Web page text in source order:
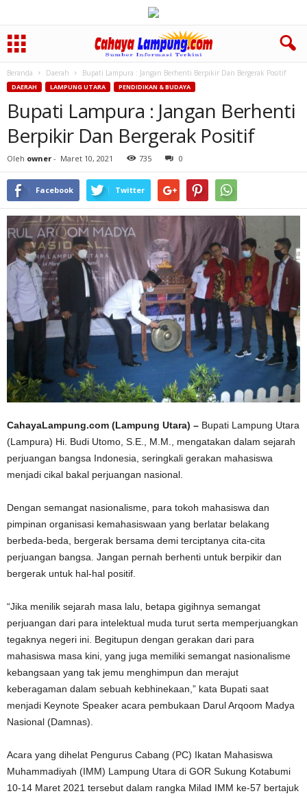
Beranda Daerah Bupati Lampura : Jangan Berhenti Berpikir Dan Bergerak Positif
DAERAH LAMPUNG UTARA PENDIDIKAN & BUDAYA
Bupati Lampura : Jangan Berhenti
Berpikir Dan Bergerak Positif
Oleh owner - Maret 10, 2021 735 0
Facebook Twitter
CahayaLampung.com (Lampung Utara) – Bupati Lampung Utara
(Lampura) Hi. Budi Utomo, S.E., M.M., mengatakan dalam sejarah
perjuangan bangsa Indonesia, seringkali gerakan mahasiswa
menjadi cikal bakal perjuangan nasional.
Dengan semangat nasionalisme, para tokoh mahasiswa dan
pimpinan organisasi kemahasiswaan yang berlatar belakang
berbeda-beda, bergerak bersama demi terciptanya cita-cita
perjuangan bangsa. Jangan pernah berhenti untuk berpikir dan
bergerak untuk hal-hal positif.
“Jika menilik sejarah masa lalu, betapa gigihnya semangat
perjuangan dari para intelektual muda turut serta memperjuangkan
tegaknya negeri ini. Begitupun dengan gerakan dari para
mahasiswa masa kini, yang juga memiliki semangat nasionalisme
kebangsaan yang tak jemu menghimpun dan merajut
keberagaman dalam sebuah kebhinekaan,” kata Bupati saat
menjadi Keynote Speaker acara pembukaan Darul Arqoom Madya
Nasional (Damnas).
Acara yang dihelat Pengurus Cabang (PC) Ikatan Mahasiswa
Muhammadiyah (IMM) Lampung Utara di GOR Sukung Kotabumi
10-14 Maret 2021 tersebut dalam rangka Milad IMM ke-57 bertajuk